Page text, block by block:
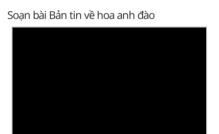
Soạn bài Bản tin về hoa anh đào